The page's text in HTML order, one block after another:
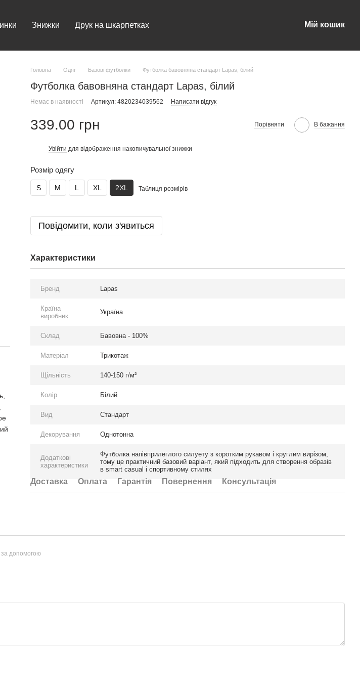
Знижки Друк на шкарпетках Мій кошик
Головна Одяг Базові футболки Футболка бавовняна стандарт Lapas, білий
Футболка бавовняна стандарт Lapas, білий
Немає в наявності Артикул: 4820234039562 Написати відгук
339.00 грн Порівняти В бажання
Увійти для відображення накопичувальної знижки
Розмір одягу
S M L XL 2XL Таблиця розмірів
Повідомити, коли з'явиться
Характеристики
Бренд Lapas
Країна
виробник
Україна
Склад Бавовна - 100%
Матеріал Трикотаж
Щільність 140-150 г/м²
Колір Білий
Вид Стандарт
Декорування Однотонна
Додаткові
характеристики
Футболка напівприлеглого силуету з коротким рукавом і круглим вирізом,
тому це практичний базовий варіант, який підходить для створення образів
в smart casual і спортивному стилях
Доставка Оплата Гарантія Повернення Консультація
за допомогою